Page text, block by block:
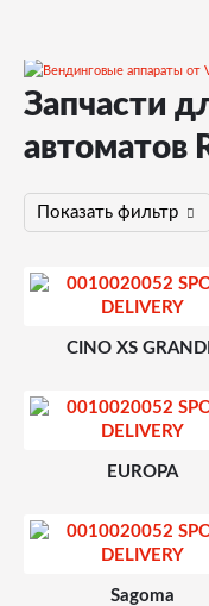
Запчасти
Запчасти для вендинговых
Запчасти
автоматов
Показать фильтр
CINO XS
EUROPA
Sagoma